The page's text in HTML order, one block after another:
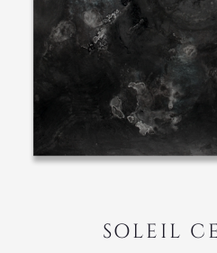
SOLEIL CENTRAL
VIDÉO